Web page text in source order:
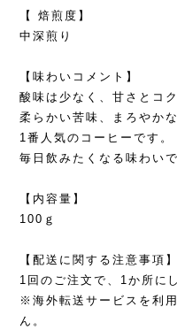
【 焙煎度】
中深煎り
【味わいコメント】
酸味は少なく、甘さとコ
柔らかい苦味、まろやか
1番人気のコーヒーです。
毎日飲みたくなる味わいで
【内容量】
100ｇ
【配送に関する注意事項】
1回のご注文で、1か所に
※海外転送サービスを利
ん。